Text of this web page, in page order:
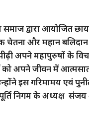
द्वारा आयोजित
और महान बलिदान
अपने महापुरुषों के
अपने जीवन में
इस गरिमामय एवं
निगम के अध्यक्ष